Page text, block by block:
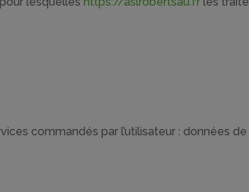
commandés par l’utilisateur : données de